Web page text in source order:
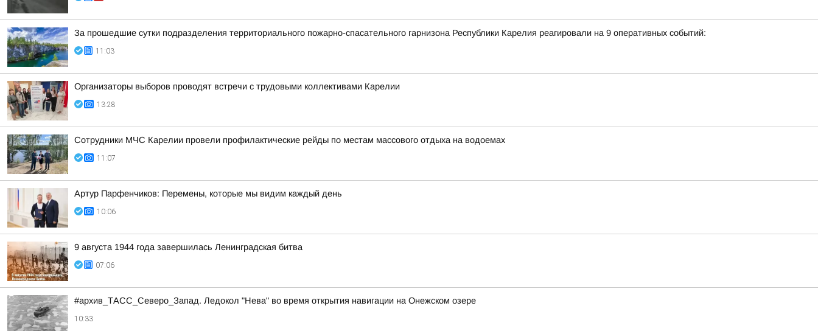
За прошедшие сутки подразделения территориального пожарно-спасательного гарнизона Республики Карелия реагировали на 9 оперативных событий:
11:03
Организаторы выборов проводят встречи с трудовыми коллективами Карелии
13:28
Сотрудники МЧС Карелии провели профилактические рейды по местам массового отдыха на водоемах
11:07
Артур Парфенчиков: Перемены, которые мы видим каждый день
10:06
9 августа 1944 года завершилась Ленинградская битва
07:06
#архив_ТАСС_Северо_Запад. Ледокол "Нева" во время открытия навигации на Онежском озере
10:33